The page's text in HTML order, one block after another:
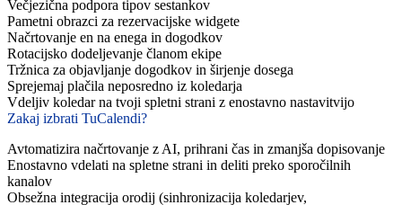
Večjezična podpora tipov sestankov
Pametni obrazci za rezervacijske widgete
Načrtovanje en na enega in dogodkov
Rotacijsko dodeljevanje članom ekipe
Tržnica za objavljanje dogodkov in širjenje dosega
Sprejemaj plačila neposredno iz koledarja
Vdeljiv koledar na tvoji spletni strani z enostavno nastavitvijo
Zakaj izbrati TuCalendi?
Avtomatizira načrtovanje z AI, prihrani čas in zmanjša dopisovanje
Enostavno vdelati na spletne strani in deliti preko sporočilnih
kanalov
Obsežna integracija orodij (sinhronizacija koledarjev,